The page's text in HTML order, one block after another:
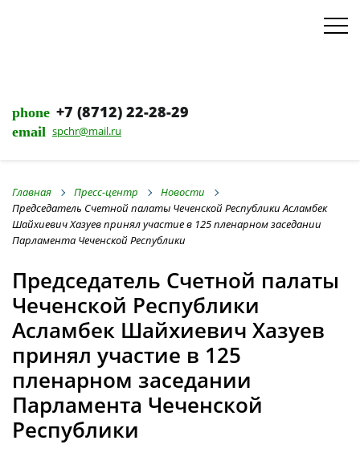
phone +7 (8712) 22-28-29
email spchr@mail.ru
Главная Пресс-центр
Новости
Председатель Счетной палаты Чеченской Республики Асламбек
Шайхиевич Хазуев принял участие в 125 пленарном заседании
Парламента Чеченской Республики
Председатель Счетной палаты
Чеченской Республики
Асламбек Шайхиевич Хазуев
принял участие в 125
пленарном заседании
Парламента Чеченской
Республики